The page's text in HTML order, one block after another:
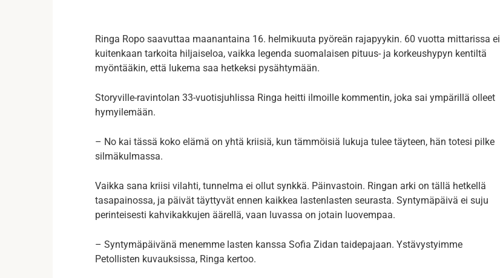
Ringa Ropo saavuttaa maanantaina 16. helmikuuta pyöreän rajapyykin. 60 vuotta mittarissa ei
kuitenkaan tarkoita hiljaiseloa, vaikka legenda suomalaisen pituus- ja korkeushypyn kentiltä
myöntääkin, että lukema saa hetkeksi pysähtymään.
Storyville-ravintolan 33-vuotisjuhlissa Ringa heitti ilmoille kommentin, joka sai ympärillä olleet
hymyilemään.
– No kai tässä koko elämä on yhtä kriisiä, kun tämmöisiä lukuja tulee täyteen, hän totesi pilke
silmäkulmassa.
Vaikka sana kriisi vilahti, tunnelma ei ollut synkkä. Päinvastoin. Ringan arki on tällä hetkellä
tasapainossa, ja päivät täyttyvät ennen kaikkea lastenlasten seurasta. Syntymäpäivä ei suju
perinteisesti kahvikakkujen äärellä, vaan luvassa on jotain luovempaa.
– Syntymäpäivänä menemme lasten kanssa Sofia Zidan taidepajaan. Ystävystyimme
Petollisten kuvauksissa, Ringa kertoo.